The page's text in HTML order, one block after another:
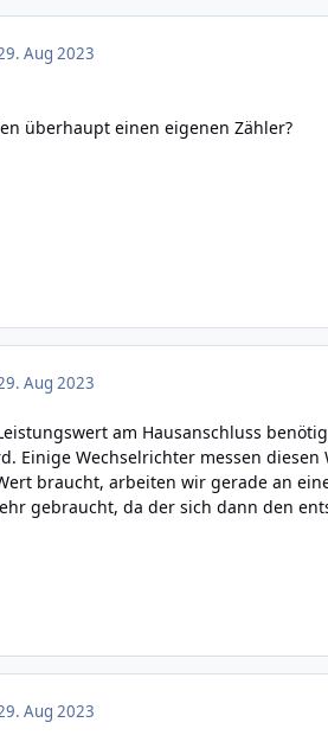
Aug 2023
überhaupt einen eigenen Zähler?
Aug 2023
am Hausanschluss
Einige Wechselrichter messen
braucht, arbeiten wir gerade an
gebraucht, da der sich dann den
Aug 2023